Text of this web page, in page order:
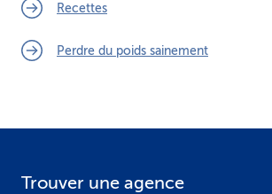
Recettes
Perdre du poids sainement
Trouver une agence